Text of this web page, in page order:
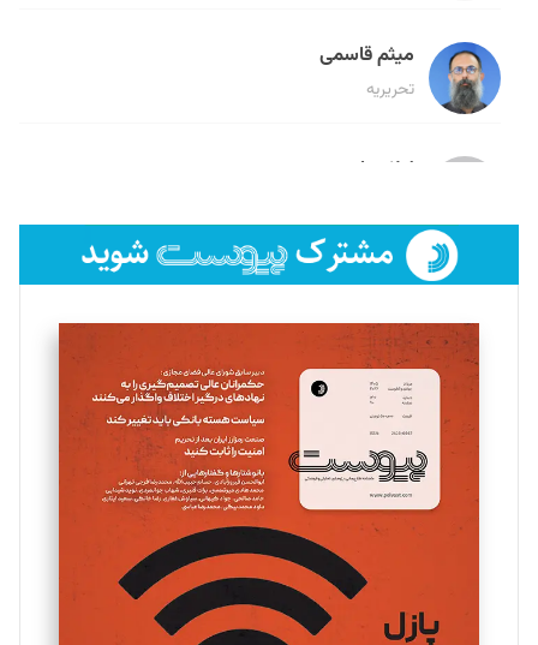
میثم قاسمی
تحریریه
لیلا حنارود
فائزه فتحی رستمی
تحریریه
سروش کرمیان
تحریریه
مینا پاکدل
یسنا امان‌پور